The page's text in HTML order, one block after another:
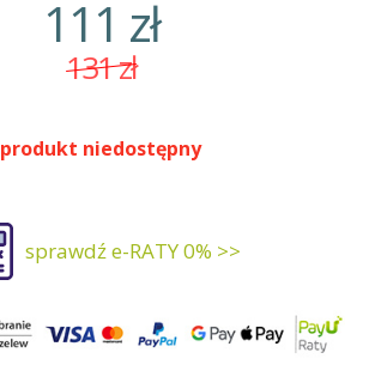
111 zł
131zł
produkt niedostępny
sprawdź e-RATY 0% >>